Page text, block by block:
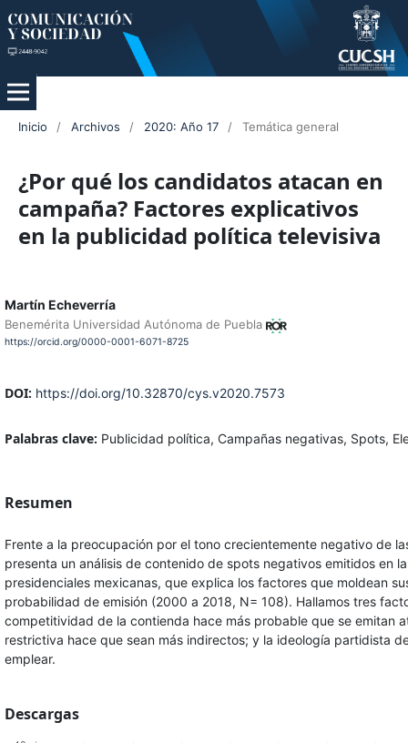
Inicio / Archivos / 2020: Año 17 / Temática general
¿Por qué los candidatos atacan en
campaña? Factores explicativos
en la publicidad política televisiva
Martín Echeverría
Benemérita Universidad Autónoma de Puebla
https://orcid.org/0000-0001-6071-8725
DOI: https://doi.org/10.32870/cys.v2020.7573
Palabras clave: Publicidad política, Campañas negativas, Spots,
Resumen
Frente a la preocupación por el tono crecientemente negativo de
presenta un análisis de contenido de spots negativos emitidos en
presidenciales mexicanas, que explica los factores que moldean
probabilidad de emisión (2000 a 2018, N= 108). Hallamos tres
competitividad de la contienda hace más probable que se emitan
restrictiva hace que sean más indirectos; y la ideología partidista
emplear.
Descargas